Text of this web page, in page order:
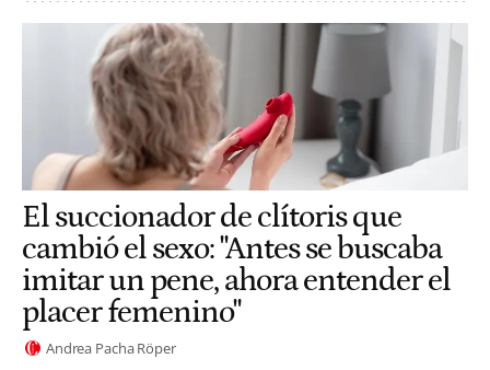
El succionador de clítoris que
cambió el sexo: "Antes se buscaba
imitar un pene, ahora entender el
placer femenino"
Andrea Pacha Röper